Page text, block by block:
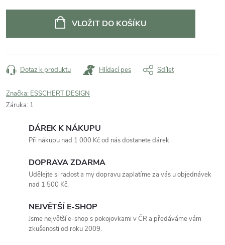
VLOŽIT DO KOŠÍKU
Dotaz k produktu Hlídací pes Sdílet
Značka: ESSCHERT DESIGN
Záruka: 1
DÁREK K NÁKUPU
Při nákupu nad 1 000 Kč od nás dostanete dárek.
DOPRAVA ZDARMA
Udělejte si radost a my dopravu zaplatíme za vás u objednávek
nad 1 500 Kč.
NEJVĚTŠÍ E-SHOP
Jsme největší e-shop s pokojovkami v ČR a předáváme vám
zkušenosti od roku 2009.